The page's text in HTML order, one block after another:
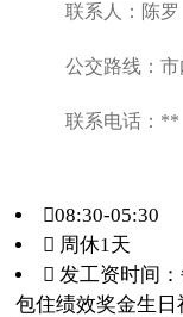
联系人：陈罗
公交路线：
联系电话：**
08:30-05:30
 周休1天
 发工资时间
包住绩效奖金生日